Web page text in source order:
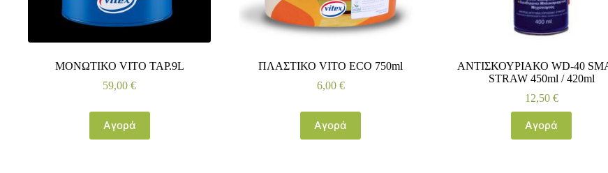
ΜΟΝΩΤΙΚΟ VITO ΤΑΡ.9L
59,00€
Αγορά
ΠΛΑΣΤΙΚΟ VITO ECO 750ml
6,00 €
Αγορά
ΑΝΤΙΣΚΟΥΡΙΑΚΟ WD-40
STRAW 450ml / 420ml
12,50 €
Αγορά